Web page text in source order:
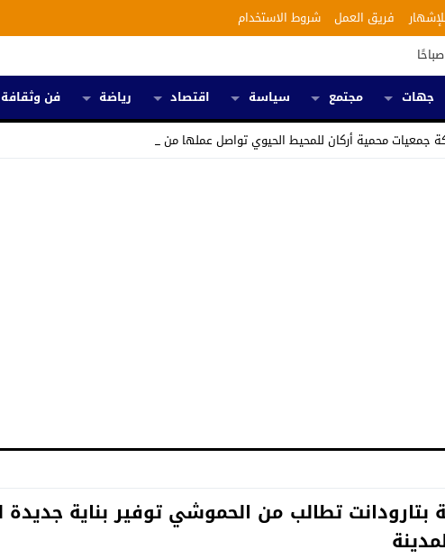
فريق العمل
شروط الاستخدام
جهات مجتمع سياسة اقتصاد رياضة فن وثقافة
جمعيات محمية أركان للمحيط الحيوي تواصل عملها من أجل رسم خارط _
بتارودانت تطالب من الحموشي توفير بناية جديدة